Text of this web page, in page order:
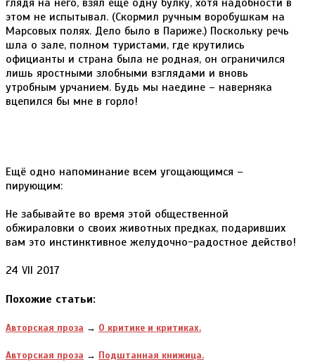
этом не испытывал. (Скормил ручным воробушкам на
Марсовых полях. Дело было в Париже.) Поскольку речь
шла о зале, полном туристами, где крутились
официанты и страна была не родная, он ограничился
лишь яростными злобными взглядами и вновь
утробным урчанием. Будь мы наедине – наверняка
вцепился бы мне в горло!
Ещё одно напоминание всем угощающимся –
пирующим:
Не забывайте во время этой общественной
обжираловки о своих животных предках, подаривших
вам это инстинктивное желудочно-радостное действо!
24 VII 2017
Похожие статьи:
Авторская проза → О критике и критиках.
Авторская проза → Подштанная книжица.